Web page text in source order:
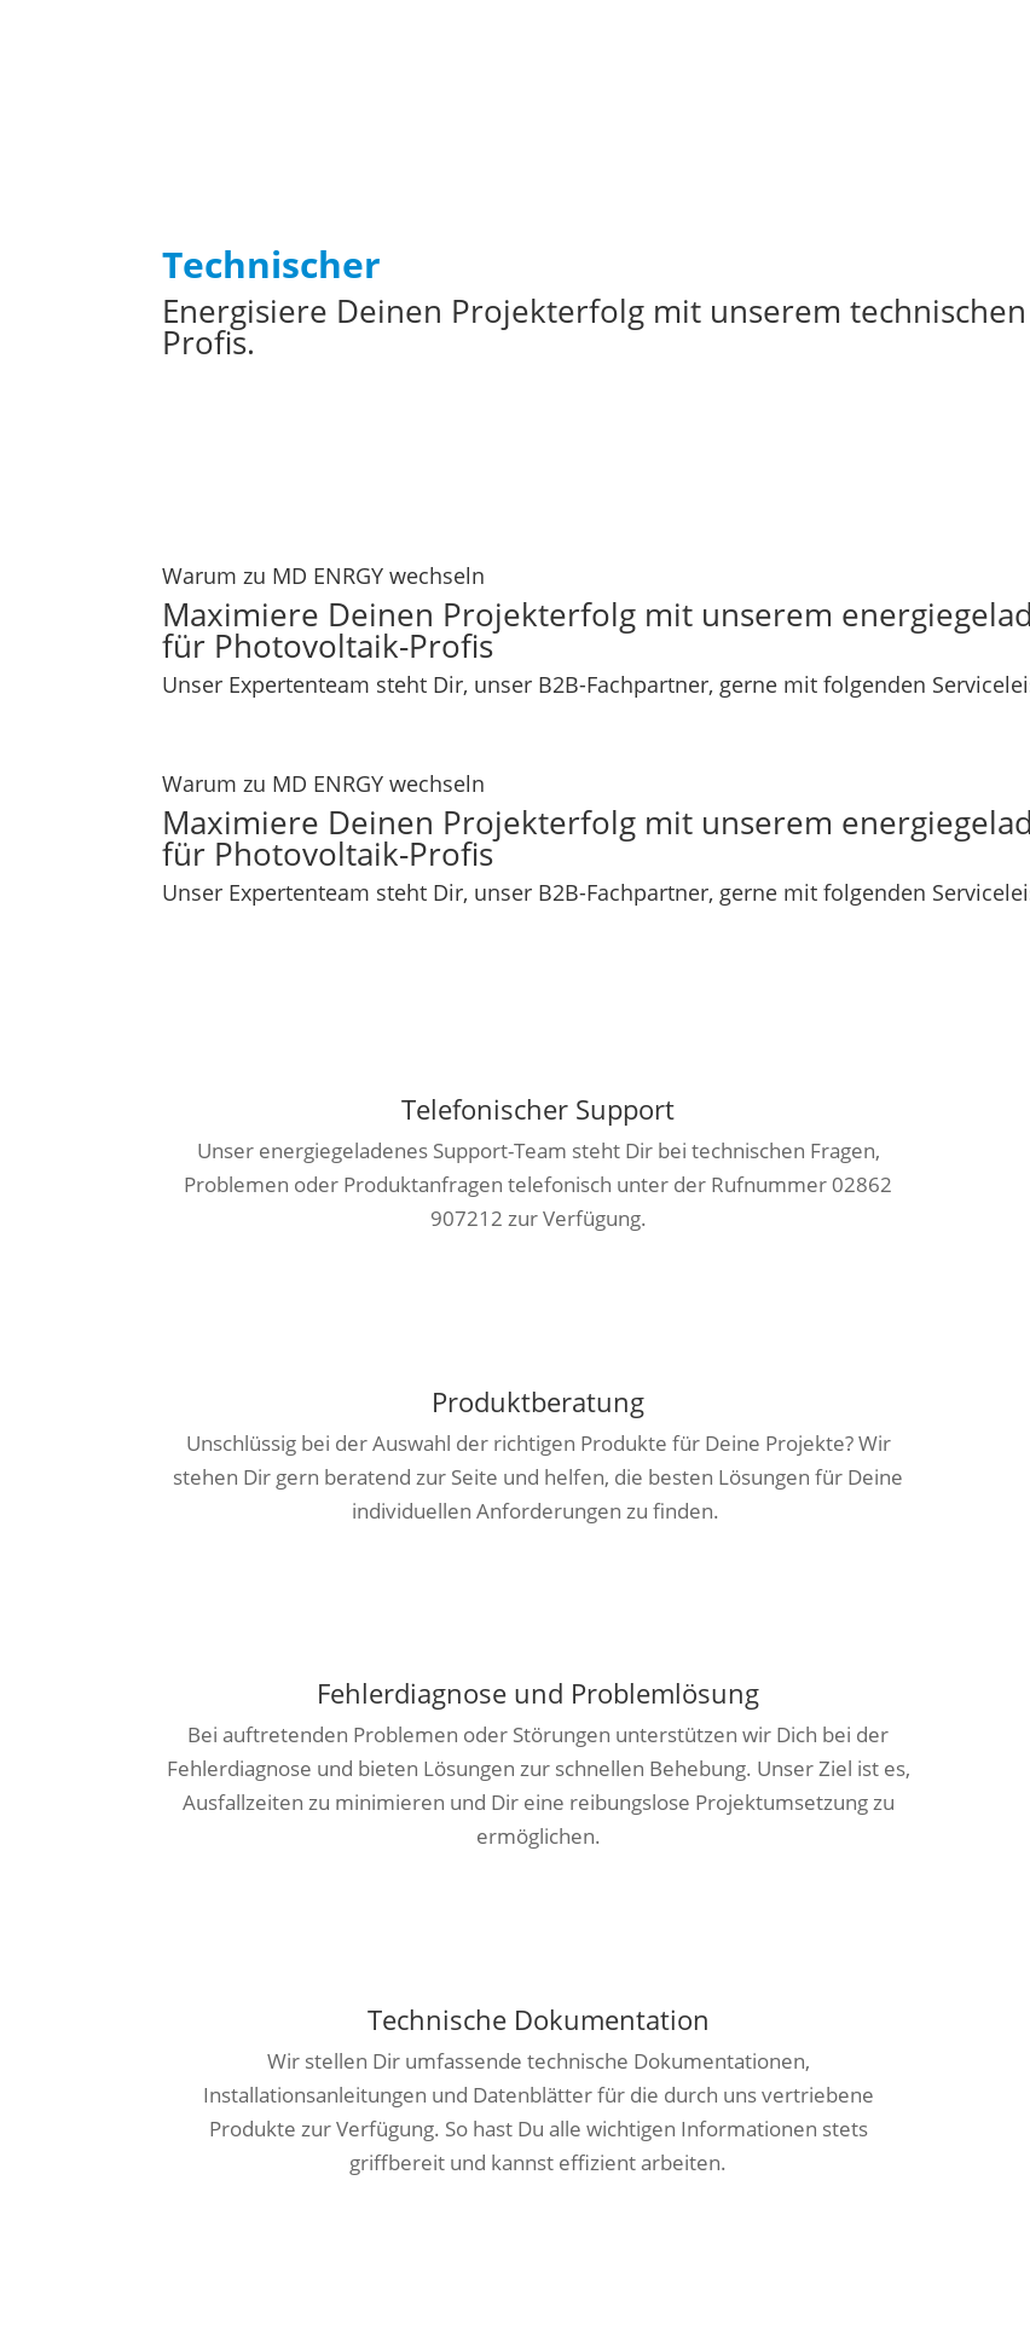
Technischer
Energisiere Deinen Projekterfolg mit unserem
Profis.
Warum zu MD ENRGY wechseln
Maximiere Deinen Projekterfolg mit unserem
für Photovoltaik-Profis
Unser Expertenteam steht Dir, unser B2B-Fachpartner, gerne mit folgenden
Warum zu MD ENRGY wechseln
Maximiere Deinen Projekterfolg mit unserem
für Photovoltaik-Profis
Unser Expertenteam steht Dir, unser B2B-Fachpartner, gerne mit folgenden
Telefonischer Support
Unser energiegeladenes Support-Team steht Dir bei technischen Fragen,
Problemen oder Produktanfragen telefonisch unter der Rufnummer 02862
907212 zur Verfügung.
Produktberatung
Unschlüssig bei der Auswahl der richtigen Produkte für Deine Projekte? Wir
stehen Dir gern beratend zur Seite und helfen, die besten Lösungen für Deine
individuellen Anforderungen zu finden.
Fehlerdiagnose und Problemlösung
Bei auftretenden Problemen oder Störungen unterstützen wir Dich bei der
Fehlerdiagnose und bieten Lösungen zur schnellen Behebung. Unser Ziel ist es,
Ausfallzeiten zu minimieren und Dir eine reibungslose Projektumsetzung zu
ermöglichen.
Technische Dokumentation
Wir stellen Dir umfassende technische Dokumentationen,
Installationsanleitungen und Datenblätter für die durch uns vertriebene
Produkte zur Verfügung. So hast Du alle wichtigen Informationen stets
griffbereit und kannst effizient arbeiten.